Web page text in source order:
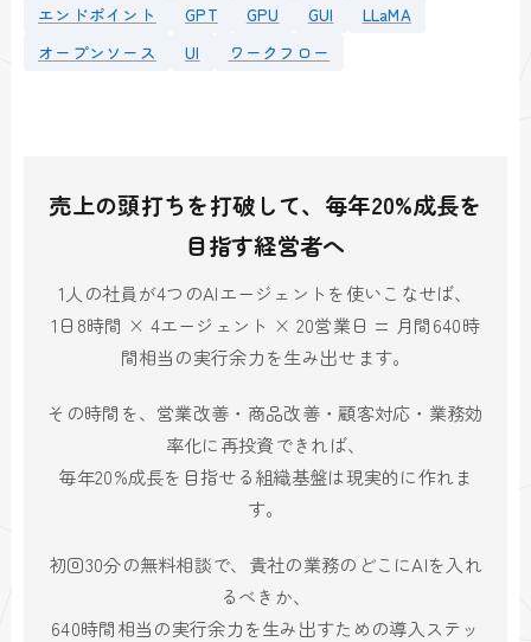
エンドポイント
GPT GPU GUI
LLaMA
オープンソース
UI ワークフロー
売上の頭打ちを打破して、毎年20%成長を
目指す経営者へ
1人の社員が4つのAIエージェントを使いこなせば、
1日8時間 × 4エージェント × 20営業日 = 月間640時
間相当の実行余力を生み出せます。
その時間を、営業改善・商品改善・顧客対応・業務効
率化に再投資できれば、
毎年20%成長を目指せる組織基盤は現実的に作れま
す。
初回30分の無料相談で、貴社の業務のどこにAIを入れ
るべきか、
640時間相当の実行余力を生み出すための導入ステッ